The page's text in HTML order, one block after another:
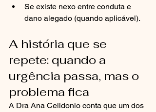
Se existe nexo entre conduta e
dano alegado (quando aplicável).
A história que se
repete: quando a
urgência passa, mas o
problema fica
A Dra Ana Celidonio conta que um dos